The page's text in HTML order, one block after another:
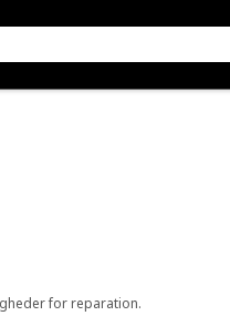
for reparation.